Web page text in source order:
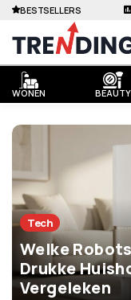
WONEN BEAUTY
BESTSELLERS
Tech
Welke
Drukke
Vergeleken